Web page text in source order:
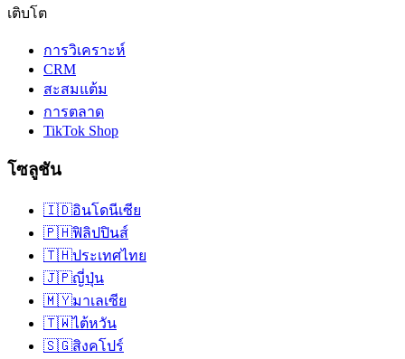
เติบโต
การวิเคราะห์
CRM
สะสมแต้ม
การตลาด
TikTok Shop
โซลูชัน
🇮🇩อินโดนีเซีย
🇵🇭ฟิลิปปินส์
🇹🇭ประเทศไทย
🇯🇵ญี่ปุ่น
🇲🇾มาเลเซีย
🇹🇼ไต้หวัน
🇸🇬สิงคโปร์